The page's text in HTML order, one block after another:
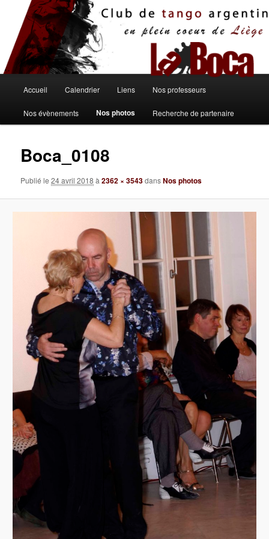
contenu
principal
principal
Accueil Calendrier Liens Nos professeurs
Nos évènements Nos photos Recherche de partenaire
Boca_0108
Publié le24 avril 2018 à2362 × 3543dansNos photos